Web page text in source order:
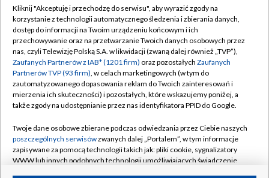
TVP
Abonament TVP
Emisja w TVP
Centrum informacji TVP
Naziemna Telewizja Cyfrowa
Rada Programowa
System NOS
Informacje o nadawcy
Regulamin TVP
Polityka prywatności
Moje zgody
Pomoc
Kontakt
Kliknij "Akceptuję i przechodzę do serwisu", aby wyrazić zgody na
korzystanie z technologii automatycznego śledzenia i zbierania danych,
dostęp do informacji na Twoim urządzeniu końcowym i ich
przechowywanie oraz na przetwarzanie Twoich danych osobowych przez
nas, czyli Telewizję Polską S.A. w likwidacji (zwaną dalej również „TVP”),
Zaufanych Partnerów z IAB* (1201 firm) oraz pozostałych Zaufanych
Partnerów TVP (93 firm), w celach marketingowych (w tym do
zautomatyzowanego dopasowania reklam do Twoich zainteresowań i
mierzenia ich skuteczności) i pozostałych, które wskazujemy poniżej, a
także zgody na udostępnianie przez nas identyfikatora PPID do Google.
Twoje dane osobowe zbierane podczas odwiedzania przez Ciebie naszych
poszczególnych serwisówzwanych dalej „Portalem”, w tym informacje
zapisywane za pomocą technologii takich jak: pliki cookie, sygnalizatory
WWW lub innych podobnych technologii umożliwiających świadczenie